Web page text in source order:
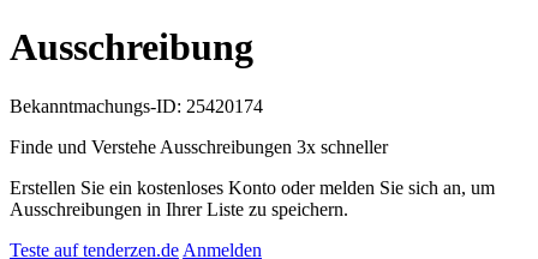
Ausschreibung
Bekanntmachungs-ID: 25420174
Finde und Verstehe Ausschreibungen 3x schneller
Erstellen Sie ein kostenloses Konto oder melden Sie sich an, um
Ausschreibungen in Ihrer Liste zu speichern.
Teste auf tenderzen.de Anmelden